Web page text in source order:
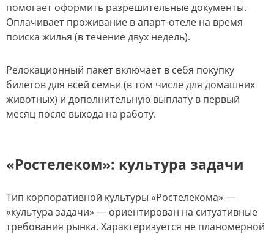
помогает оформить разрешительные документы.
Оплачивает проживание в апарт-отеле на время
поиска жилья (в течение двух недель).
Релокационный пакет включает в себя покупку
билетов для всей семьи (в том числе для домашних
животных) и дополнительную выплату в первый
месяц после выхода на работу.
«Ростелеком»: культура задачи
Тип корпоративной культуры «Ростелекома» —
«культура задачи» — ориентирован на ситуативные
требования рынка. Характеризуется не планомерной